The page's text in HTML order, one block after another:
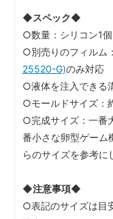
◆スペック◆
○数量：シリコン1
○別売りのフィルム：
25520-G)のみ対応
○液体を注入できる
○モールドサイズ：
○完成サイズ：一番
番小さな卵型ゲー
らのサイズを参考に
◆注意事項◆
○表記のサイズは目